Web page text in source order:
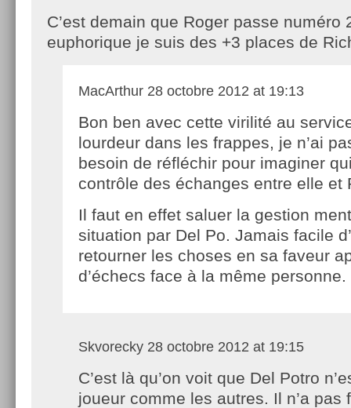
C’est demain que Roger passe numéro
euphorique je suis des +3 places de
MacArthur 28 octobre 2012 at 19:13
Bon ben avec cette virilité au
lourdeur dans les frappes, je n’ai
besoin de réfléchir pour imaginer
contrôle des échanges entre elle
Il faut en effet saluer la gestion
situation par Del Po. Jamais facile
retourner les choses en sa faveur
d’échecs face à la même personne.
Skvorecky 28 octobre 2012 at 19:15
C’est là qu’on voit que Del Potro
joueur comme les autres. Il n’a pas